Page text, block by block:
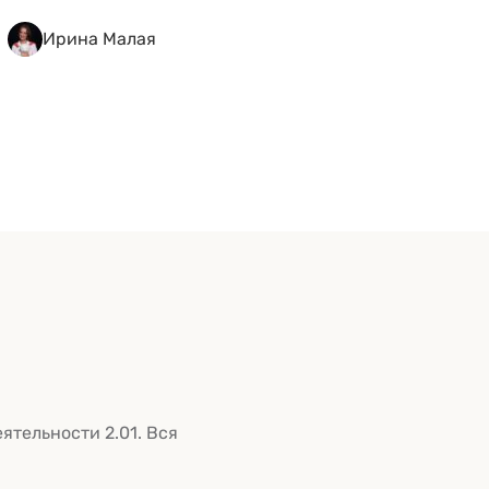
этикет учит внимательно относиться к внешнему
виду и личной гигиене, и этим важно поделиться
Ирина Малая
2.01. Вся